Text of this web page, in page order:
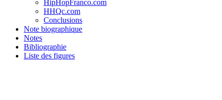
HipHopFranco.com
HHQc.com
Conclusions
Note biographique
Notes
Bibliographie
Liste des figures